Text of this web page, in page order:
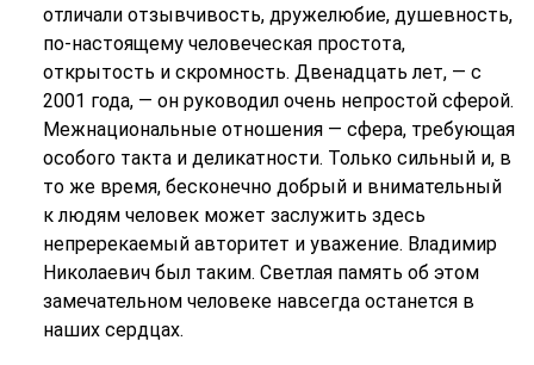
отличали отзывчивость, дружелюбие, душевность,
по-настоящему человеческая простота,
открытость и скромность. Двенадцать лет, — с
2001 года, — он руководил очень непростой сферой.
Межнациональные отношения — сфера, требующая
особого такта и деликатности. Только сильный и, в
то же время, бесконечно добрый и внимательный
к людям человек может заслужить здесь
непререкаемый авторитет и уважение. Владимир
Николаевич был таким. Светлая память об этом
замечательном человеке навсегда останется в
наших сердцах.